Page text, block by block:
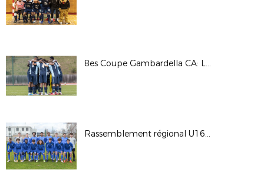
8es Coupe Gambardella CA: Lyon - La Duchère / Le HAC © Photos LAuRAFoot- Alain Chenevière
Rassemblement régional U16G - Phase finale 2022